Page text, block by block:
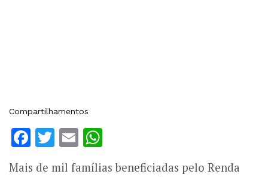
Compartilhamentos
Facebook
Twitter
Email
Mais de mil famílias beneficiadas pelo Renda